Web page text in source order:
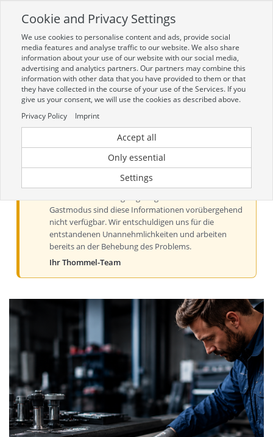
Zur mobilen Kompaktversion (Login erforderlich)
Toggle
navigation
Aktueller Hinweis zu Preisen und
Verfügbarkeiten
Liebe Kundinnen und Kunden, derzeit können Preise
und Verfügbarkeiten aus technischen Gründen nur
Gastmodus sind diese Informationen vorübergehend
nicht verfügbar. Wir entschuldigen uns für die
entstandenen Unannehmlichkeiten und arbeiten
bereits an der Behebung des Problems.
Ihr Thommel-Team
Cookie and Privacy Settings
We use cookies to personalise content and ads, provide social
media features and analyse traffic to our website. We also share
information about your use of our website with our social media,
advertising and analytics partners. Our partners may combine this
information with other data that you have provided to them or that
they have collected in the course of your use of the Services. If you
give us your consent, we will use the cookies as described above.
Privacy Policy
Imprint
Accept all
Only essential
Settings